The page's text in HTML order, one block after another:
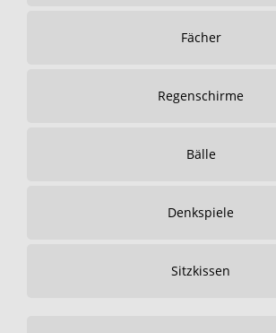
Fächer
Regenschirme
Bälle
Denkspiele
Sitzkissen